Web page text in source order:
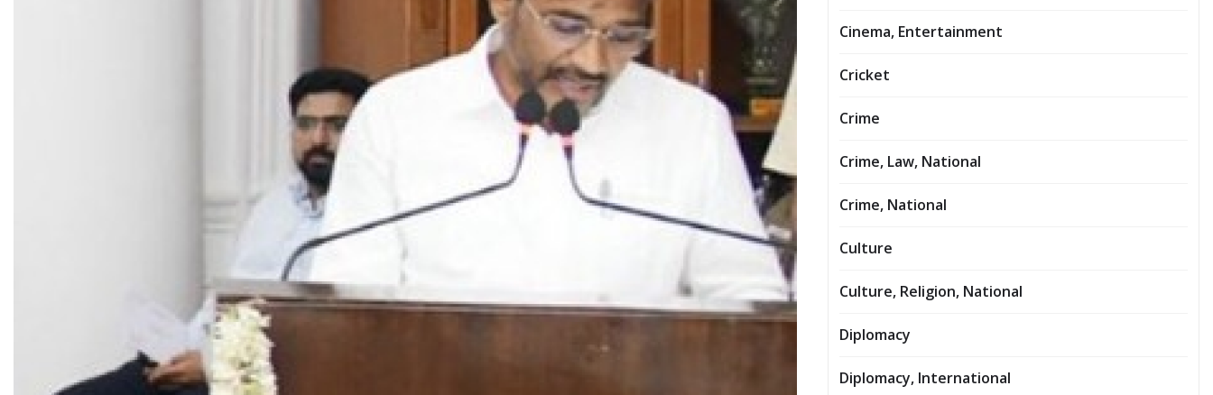
Cinema, Entertainment
Cricket
Crime
Crime, Law, National
Crime, National
Culture
Culture, Religion, National
Diplomacy
Diplomacy, International